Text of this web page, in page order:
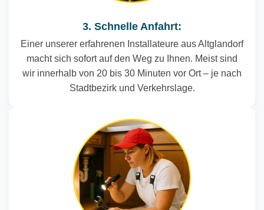
3. Schnelle Anfahrt:
Einer unserer erfahrenen Installateure aus Altglandorf
macht sich sofort auf den Weg zu Ihnen. Meist sind
wir innerhalb von 20 bis 30 Minuten vor Ort – je nach
Stadtbezirk und Verkehrslage.